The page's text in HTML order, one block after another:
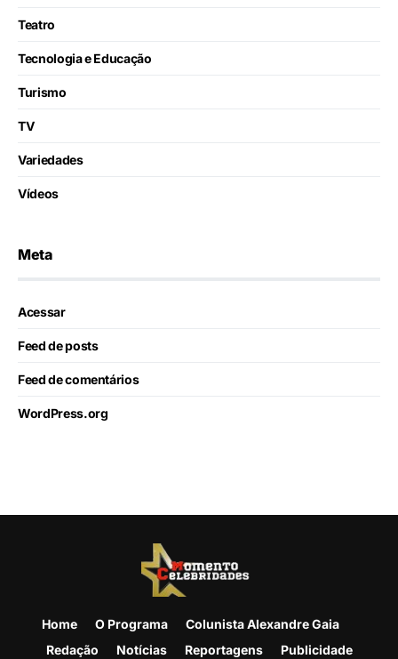
Teatro
Tecnologia e Educação
Turismo
TV
Variedades
Vídeos
Meta
Acessar
Feed de posts
Feed de comentários
WordPress.org
Home O Programa
Colunista Alexandre Gaia
Redação
Notícias Reportagens Publicidade